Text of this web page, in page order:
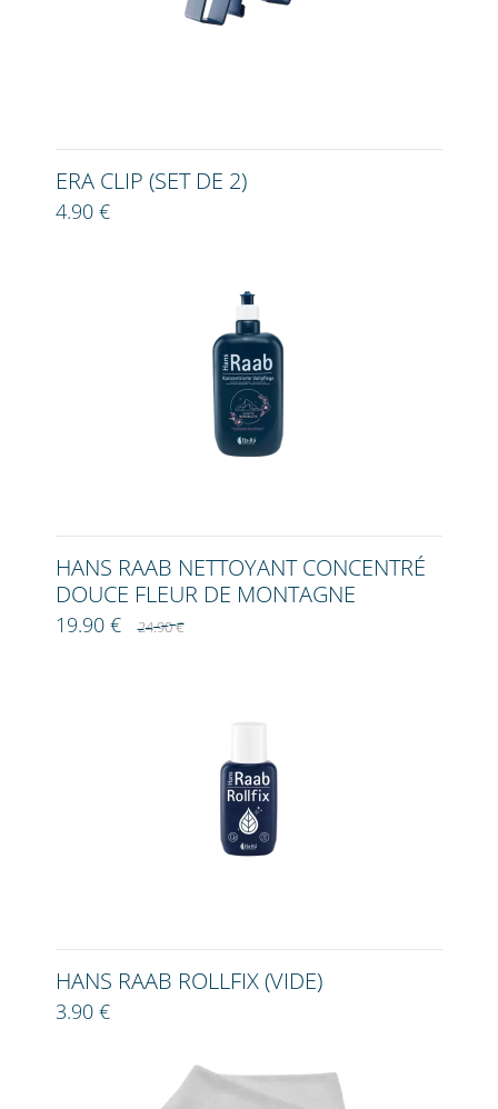
ERA CLIP (SET DE 2)
4.90 €
HANS RAAB NETTOYANT CONCENTRÉ
DOUCE FLEUR DE MONTAGNE
19.90 €24.90 €
HANS RAAB ROLLFIX (VIDE)
3.90 €